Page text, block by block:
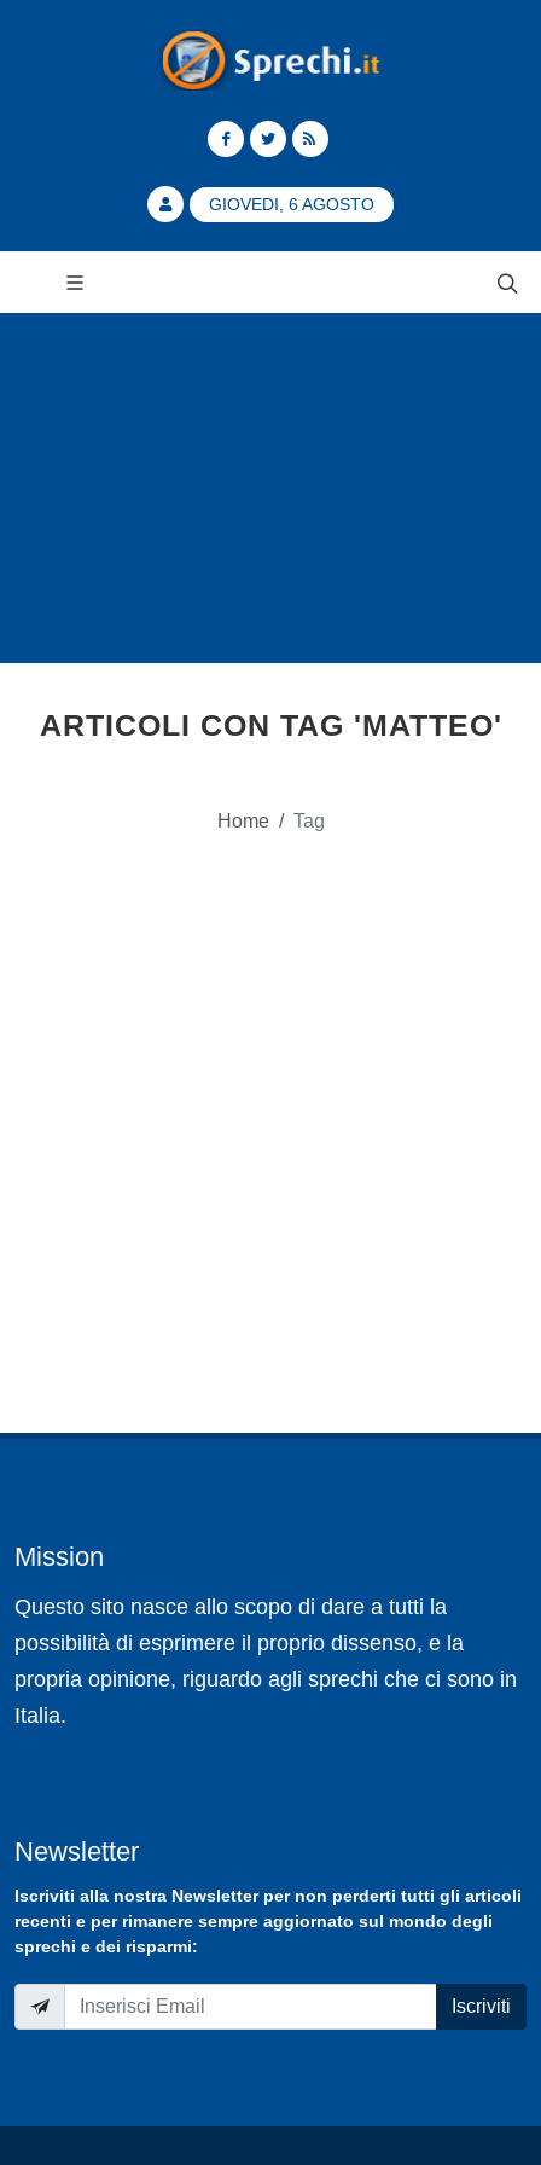
GIOVEDI, 6 AGOSTO
ARTICOLI CON TAG 'MATTEO'
Home / Tag
Mission
Questo sito nasce allo scopo di dare a tutti la
possibilità di esprimere il proprio dissenso, e la
propria opinione, riguardo agli sprechi che ci sono in
Italia.
Newsletter
Iscriviti alla nostra Newsletterper non perderti tutti gli articoli
recenti e per rimanere sempre aggiornato sul mondo degli
sprechi e dei risparmi:
Iscriviti